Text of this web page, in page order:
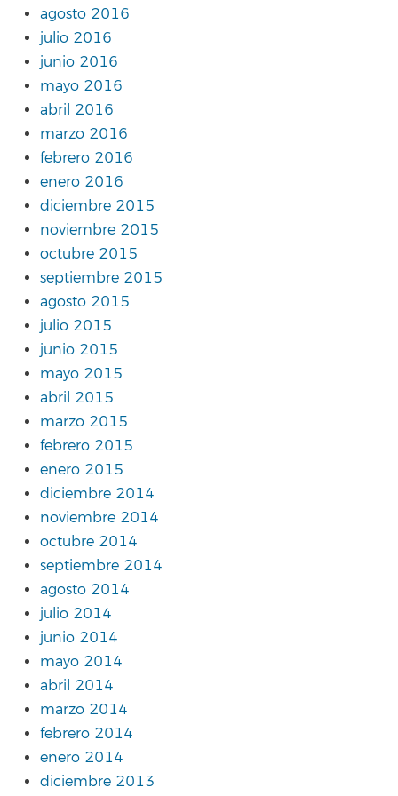
agosto 2016
julio 2016
junio 2016
mayo 2016
abril 2016
marzo 2016
febrero 2016
enero 2016
diciembre 2015
noviembre 2015
octubre 2015
septiembre 2015
agosto 2015
julio 2015
junio 2015
mayo 2015
abril 2015
marzo 2015
febrero 2015
enero 2015
diciembre 2014
noviembre 2014
octubre 2014
septiembre 2014
agosto 2014
julio 2014
junio 2014
mayo 2014
abril 2014
marzo 2014
febrero 2014
enero 2014
diciembre 2013